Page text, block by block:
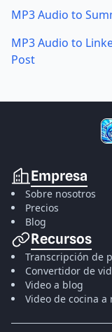
MP3 Audio to
MP3 Audio to
Post
Empresa
Sobre nosotros
Precios
Blog
Recursos
Transcripción de
Convertidor de
Video a blog
Video de cocina a